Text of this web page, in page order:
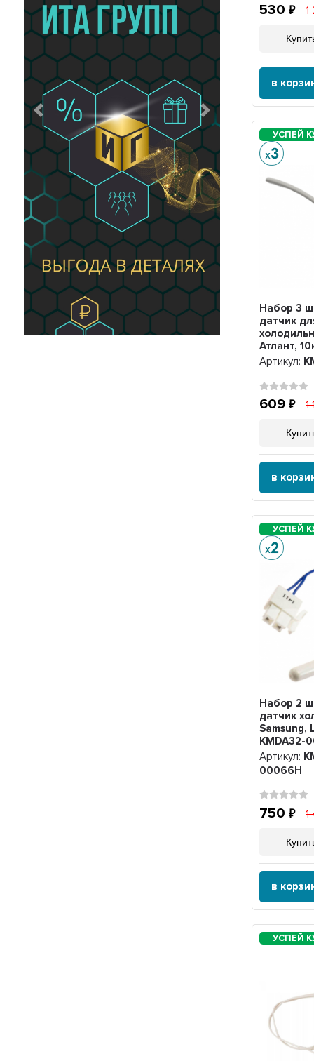
Предыдущий Следующий
530
в
Набор 3
датчик
Атлант,
KM908081
Артикул:
609 1
в
Набор 2
датчик
Samsung,
KMDA32-
Артикул:
00066H
750 1
в